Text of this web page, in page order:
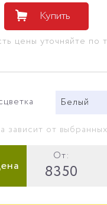
Купить
цены уточняйте по
Белый
зависит от
От:
8350